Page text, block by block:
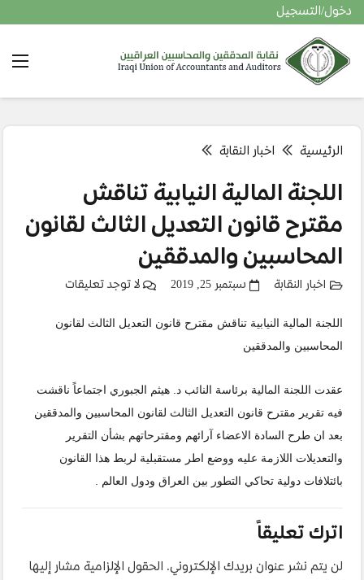
دخول/التسجيل
الرئيسية اخبار النقابة
اللجنة المالية النيابية تناقش
مقترح قانون التعديل الثالث لقانون
المحاسبين والمدققين
اخبار النقابة سبتمبر 25, 2019 لا توجد تعليقات
اللجنة المالية النيابية تناقش مقترح قانون التعديل الثالث لقانون
المحاسبين والمدققين
عقدت اللجنة المالية برئاسة النائب د. هيثم الجبوري اجتماعاً ناقشت
فيه تقرير مقترح قانون التعديل الثالث لقانون المحاسبين والمدققين
بعد ان طرح السادة الاعضاء آرائهم ومقترحاتهم بشأن التقرير
والتعديلات اللازمة عليه ووضع اطر مستقبلية لربط هذا القانون
بائتلافات دولية تحاكي التطور بين العراق ودول العالم .
اترك تعليقاً
لن يتم نشر عنوان بريدك الإلكتروني. الحقول الإلزامية مشار إليها